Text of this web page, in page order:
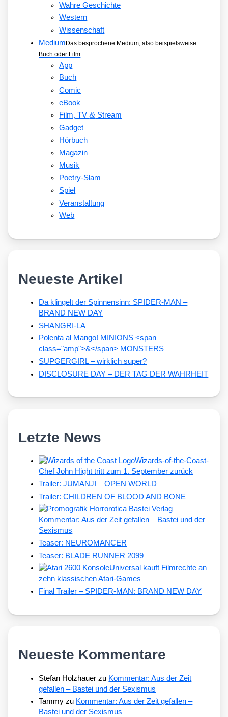
Wahre Geschichte
Western
Wissenschaft
MediumDas besprochene Medium, also beispielsweise
Buch oder Film
App
Buch
Comic
eBook
Film, TV&Stream
Gadget
Hörbuch
Magazin
Musik
Poetry-Slam
Spiel
Veranstaltung
Web
Neueste Artikel
Da klingelt der Spinnensinn: SPIDER-MAN –
BRAND NEW DAY
SHANGRI-LA
Polenta al Mango! MINIONS <span
class="amp">&</span> MONSTERS
SUPGERGIRL – wirklich super?
DISCLOSURE DAY – DER TAG DER WAHRHEIT
Letzte News
Wizards-of-the-Coast-
Chef John Hight tritt zum 1. September zurück
Trailer: JUMANJI – OPEN WORLD
Trailer: CHILDREN OF BLOOD AND BONE
Kommentar: Aus der Zeit gefallen – Bastei und der
Sexismus
Teaser: NEUROMANCER
Teaser: BLADE RUNNER 2099
Universal kauft Filmrechte an
zehn klassischen Atari-Games
Final Trailer – SPIDER-MAN: BRAND NEW DAY
Neueste Kommentare
Stefan Holzhauer zu Kommentar: Aus der Zeit
gefallen – Bastei und der Sexismus
Tammy zu Kommentar: Aus der Zeit gefallen –
Bastei und der Sexismus